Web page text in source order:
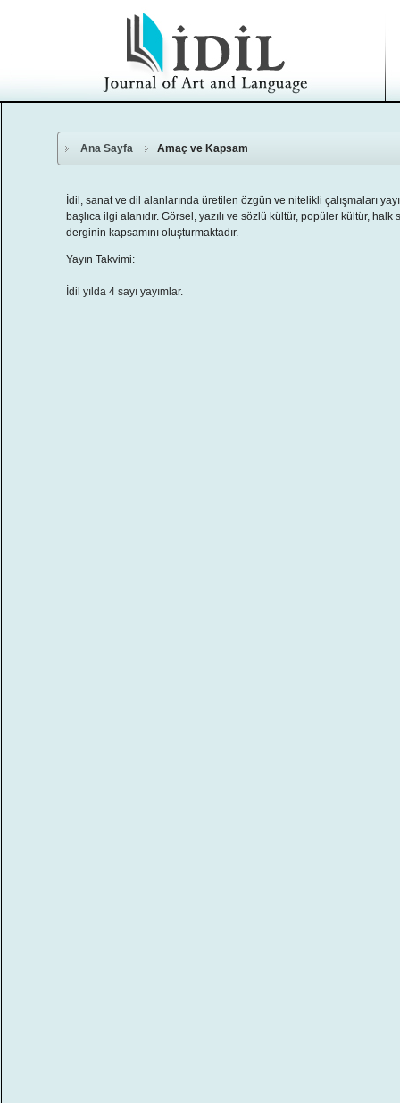
Ana Sayfa Amaç ve Kapsam
İdil, sanat ve dil alanlarında üretilen özgün ve nitelikli çalışmaları
başlıca ilgi alanıdır. Görsel, yazılı ve sözlü kültür, popüler kültür,
derginin kapsamını oluşturmaktadır.
Yayın Takvimi:
İdil yılda 4 sayı yayımlar.